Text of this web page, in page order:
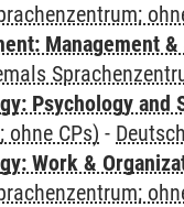
Management
Psychology and
ohne CPs) -
Work &